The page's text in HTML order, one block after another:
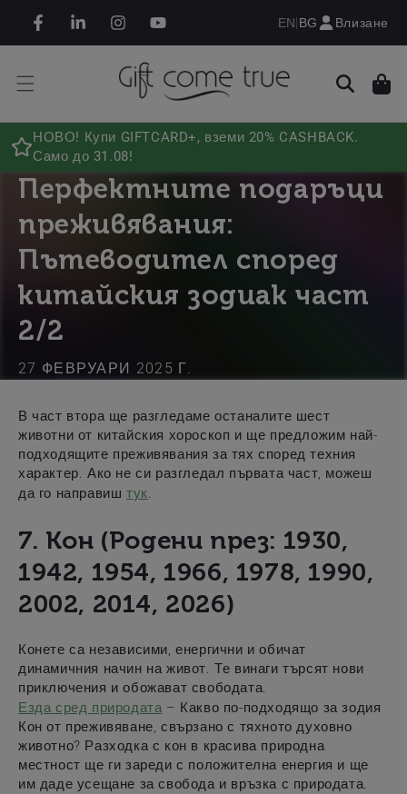
Премини към
съдържанието
FacebookLinkedinInstagramYouTube
EN|BG Влизане
Количка
НОВО! Купи GIFTCARD+, вземи 20% CASHBACK.
Само до 31.08!
Перфектните подаръци
преживявания:
Пътеводител според
китайския зодиак част
2/2
27 ФЕВРУАРИ 2025 Г.
В част втора ще разгледаме останалите шест
животни от китайския хороскоп и ще предложим най-
подходящите преживявания за тях според техния
характер. Ако не си разгледал първата част, можеш
да го направиш тук.
7. Кон (Родени през: 1930,
1942, 1954, 1966, 1978, 1990,
2002, 2014, 2026)
Конете са независими, енергични и обичат
динамичния начин на живот. Те винаги търсят нови
приключения и обожават свободата.
Езда сред природата– Какво по-подходящо за зодия
Кон от преживяване, свързано с тяхното духовно
животно? Разходка с кон в красива природна
местност ще ги зареди с положителна енергия и ще
им даде усещане за свобода и връзка с природата.